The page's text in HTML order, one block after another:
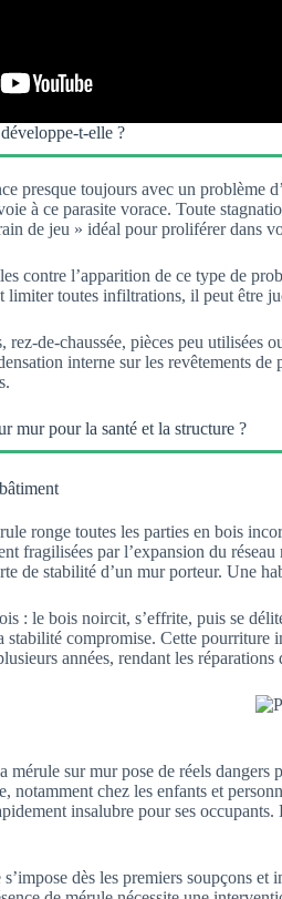
t-elle ?
presque toujours avec un
à ce parasite vorace. Toute
de jeu » idéal pour proliférer dans
contre l’apparition de ce type de
limiter toutes infiltrations, il peut être
rez-de-chaussée, pièces peu
interne sur les revêtements
mur pour la santé et la structure ?
ronge toutes les parties en bois
fragilisées par l’expansion du
de stabilité d’un mur porteur. Une
: le bois noircit, s’effrite, puis se
compromise. Cette pourriture
années, rendant les réparations
mérule sur mur pose de réels
notamment chez les enfants et
insalubre pour ses
dès les premiers soupçons